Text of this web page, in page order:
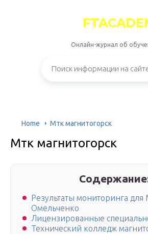
Онлайн-журнал об
Home Мтк магнитогорск
Мтк магнитогорск
Результаты мониторинга
Омельченко
Лицензированные
Технический колледж